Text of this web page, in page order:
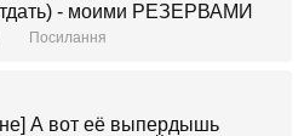
- моими РЕЗЕРВАМИ
Посилання
А вот её выпердышь